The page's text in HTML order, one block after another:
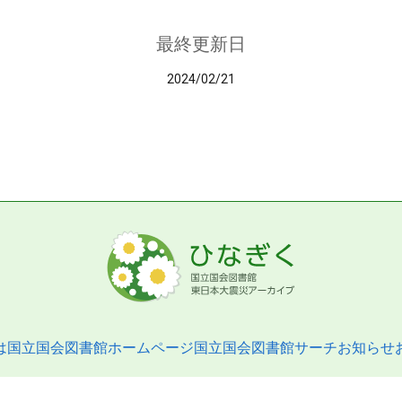
最終更新日
2024/02/21
国立国会図書館ホームページ国立国会図書館サーチお知らせ